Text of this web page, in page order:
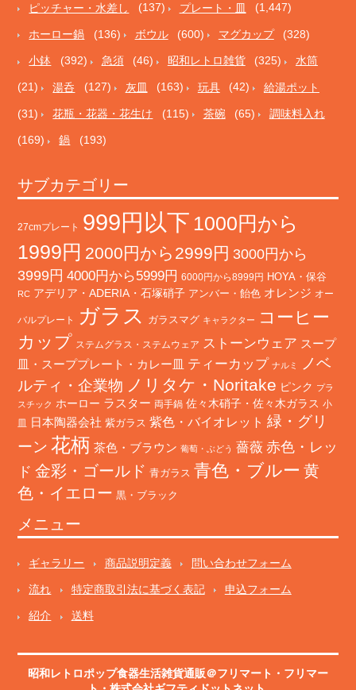
ピッチャー・水差し (137) プレート・皿 (1,447)
ホーロー鍋 (136) ボウル (600) マグカップ (328)
小鉢 (392) 急須 (46) 昭和レトロ雑貨 (325) 水筒
(21) 湯呑 (127) 灰皿 (163) 玩具 (42) 給湯ポット
(31) 花瓶・花器・花生け (115) 茶碗 (65) 調味料入れ
(169) 鍋 (193)
サブカテゴリー
27cmプレート 999円以下 1000円から
1999円 2000円から2999円 3000円から
3999円 4000円から5999円 6000円から8999円 HOYA・保谷
RC アデリア・ADERIA・石塚硝子 アンバー・飴色 オレンジ オー
バルプレート ガラス ガラスマグ キャラクター
コーヒー
カップ ステムグラス・ステムウェア ストーンウェア スープ
皿・スーププレート・カレー皿 ティーカップ ナルミ
ノベ
ルティ・企業物 ノリタケ・Noritake ピンク プラ
スチック ホーロー ラスター 両手鍋 佐々木硝子・佐々木ガラス 小
皿
日本陶器会社 紫ガラス 紫色・バイオレット 緑・グリ
ーン 花柄 茶色・ブラウン 葡萄・ぶどう 薔薇 赤色・レッ
ド 金彩・ゴールド 青ガラス 青色・ブルー 黄
色・イエロー 黒・ブラック
メニュー
ギャラリー 商品説明定義 問い合わせフォーム
流れ 特定商取引法に基づく表記 申込フォーム
紹介 送料
昭和レトロポップ食器生活雑貨通販＠フリマート ・ フリマー